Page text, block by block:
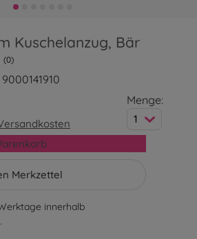
Kuschelanzug, Bär
(0)
Menge:
1
Merkzettel
innerhalb